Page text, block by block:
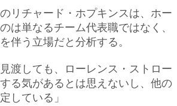
リチャード・ホプキンスは、ホー
は単なるチーム代表職ではなく、
伴う立場だと分析する。
渡しても、ローレンス・ストロー
る気があるとは思えないし、他の
している」